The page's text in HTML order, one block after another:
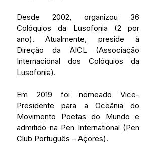
Desde 2002, organizou 36
Colóquios da Lusofonia (2 por
ano). Atualmente, preside à
Direção da AICL (Associação
Internacional dos Colóquios da
Lusofonia).
Em 2019 foi nomeado Vice-
Presidente para a Oceânia do
Movimento Poetas do Mundo e
admitido na Pen International (Pen
Club Português – Açores).